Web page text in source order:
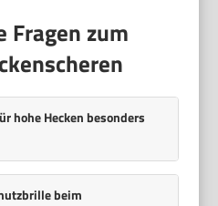
Fragen zum
hohe Hecken besonders
beim